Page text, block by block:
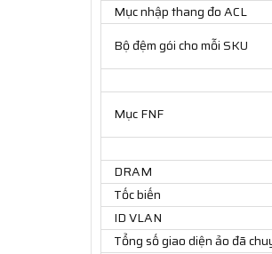
Mục nhập thang đo ACL
Bộ đệm gói cho mỗi SKU
Mục FNF
DRAM
Tốc biến
ID VLAN
Tổng số giao diện ảo đã